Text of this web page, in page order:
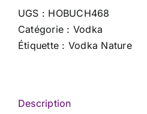
20
cl
x
UGS : HOBUCH468
Catégorie : Vodka
Étiquette : Vodka Nature
Description